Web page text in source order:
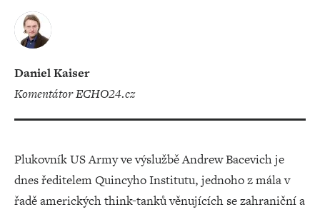
Daniel Kaiser
komentátor ECHO24.cz
Plukovník US Army ve výslužbě Andrew Bacevich je
dnes ředitelem Quincyho Institutu, jednoho z mála v
řadě amerických think-tanků věnujících se zahraniční a